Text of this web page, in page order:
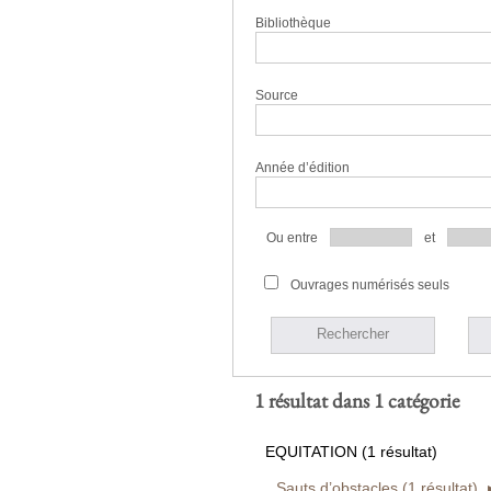
Bibliothèque
Source
Année d’édition
Ou entre et
Ouvrages numérisés seuls
Rechercher
1 résultat dans 1 catégorie
EQUITATION (1 résultat)
Sauts d’obstacles (1 résultat)